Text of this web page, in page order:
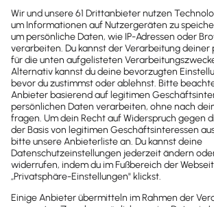
Inhalte des Beitrags
Einleitung
Inhalt: Gesetz gegen Zahlungsverzug
Wie verbessere ich meine Situation?
Management schützt vor Schaden
Die 3 häufigsten Fallen
Drucken / PDF speichern